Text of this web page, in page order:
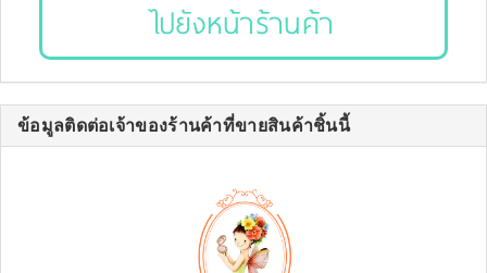
ไปยังหน้าร้านค้า
ข้อมูลติดต่อเจ้าของร้านค้าที่ขายสินค้าชิ้นนี้